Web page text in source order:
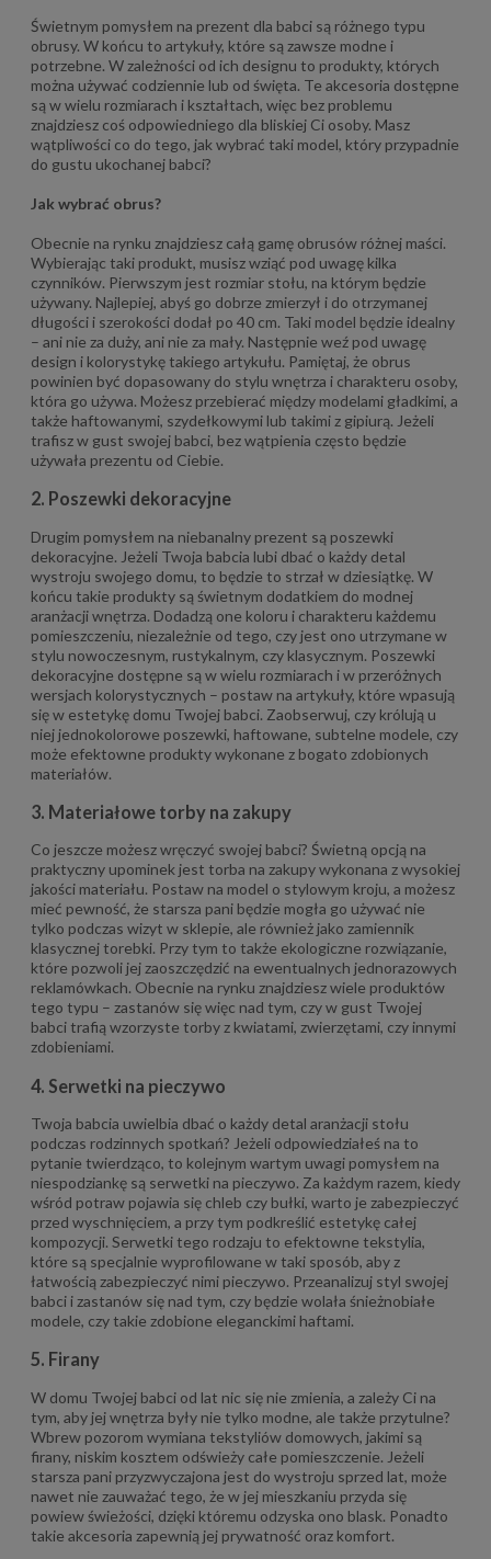
Świetnym pomysłem na prezent dla babci są różnego typu
obrusy. W końcu to artykuły, które są zawsze modne i
potrzebne. W zależności od ich designu to produkty, których
można używać codziennie lub od święta. Te akcesoria dostępne
są w wielu rozmiarach i kształtach, więc bez problemu
znajdziesz coś odpowiedniego dla bliskiej Ci osoby. Masz
wątpliwości co do tego, jak wybrać taki model, który przypadnie
do gustu ukochanej babci?
Jak wybrać obrus?
Obecnie na rynku znajdziesz całą gamę obrusów różnej maści.
Wybierając taki produkt, musisz wziąć pod uwagę kilka
czynników. Pierwszym jest rozmiar stołu, na którym będzie
używany. Najlepiej, abyś go dobrze zmierzył i do otrzymanej
długości i szerokości dodał po 40 cm. Taki model będzie idealny
– ani nie za duży, ani nie za mały. Następnie weź pod uwagę
design i kolorystykę takiego artykułu. Pamiętaj, że obrus
powinien być dopasowany do stylu wnętrza i charakteru osoby,
która go używa. Możesz przebierać między modelami gładkimi, a
także haftowanymi, szydełkowymi lub takimi z gipiurą. Jeżeli
trafisz w gust swojej babci, bez wątpienia często będzie
używała prezentu od Ciebie.
2. Poszewki dekoracyjne
Drugim pomysłem na niebanalny prezent są poszewki
dekoracyjne. Jeżeli Twoja babcia lubi dbać o każdy detal
wystroju swojego domu, to będzie to strzał w dziesiątkę. W
końcu takie produkty są świetnym dodatkiem do modnej
aranżacji wnętrza. Dodadzą one koloru i charakteru każdemu
pomieszczeniu, niezależnie od tego, czy jest ono utrzymane w
stylu nowoczesnym, rustykalnym, czy klasycznym. Poszewki
dekoracyjne dostępne są w wielu rozmiarach i w przeróżnych
wersjach kolorystycznych – postaw na artykuły, które wpasują
się w estetykę domu Twojej babci. Zaobserwuj, czy królują u
niej jednokolorowe poszewki, haftowane, subtelne modele, czy
może efektowne produkty wykonane z bogato zdobionych
materiałów.
3. Materiałowe torby na zakupy
Co jeszcze możesz wręczyć swojej babci? Świetną opcją na
praktyczny upominek jest torba na zakupy wykonana z wysokiej
jakości materiału. Postaw na model o stylowym kroju, a możesz
mieć pewność, że starsza pani będzie mogła go używać nie
tylko podczas wizyt w sklepie, ale również jako zamiennik
klasycznej torebki. Przy tym to także ekologiczne rozwiązanie,
które pozwoli jej zaoszczędzić na ewentualnych jednorazowych
reklamówkach. Obecnie na rynku znajdziesz wiele produktów
tego typu – zastanów się więc nad tym, czy w gust Twojej
babci trafią wzorzyste torby z kwiatami, zwierzętami, czy innymi
zdobieniami.
4. Serwetki na pieczywo
Twoja babcia uwielbia dbać o każdy detal aranżacji stołu
podczas rodzinnych spotkań? Jeżeli odpowiedziałeś na to
pytanie twierdząco, to kolejnym wartym uwagi pomysłem na
niespodziankę są serwetki na pieczywo. Za każdym razem, kiedy
wśród potraw pojawia się chleb czy bułki, warto je zabezpieczyć
przed wyschnięciem, a przy tym podkreślić estetykę całej
kompozycji. Serwetki tego rodzaju to efektowne tekstylia,
które są specjalnie wyprofilowane w taki sposób, aby z
łatwością zabezpieczyć nimi pieczywo. Przeanalizuj styl swojej
babci i zastanów się nad tym, czy będzie wolała śnieżnobiałe
modele, czy takie zdobione eleganckimi haftami.
5. Firany
W domu Twojej babci od lat nic się nie zmienia, a zależy Ci na
tym, aby jej wnętrza były nie tylko modne, ale także przytulne?
Wbrew pozorom wymiana tekstyliów domowych, jakimi są
firany, niskim kosztem odświeży całe pomieszczenie. Jeżeli
starsza pani przyzwyczajona jest do wystroju sprzed lat, może
nawet nie zauważać tego, że w jej mieszkaniu przyda się
powiew świeżości, dzięki któremu odzyska ono blask. Ponadto
takie akcesoria zapewnią jej prywatność oraz komfort.